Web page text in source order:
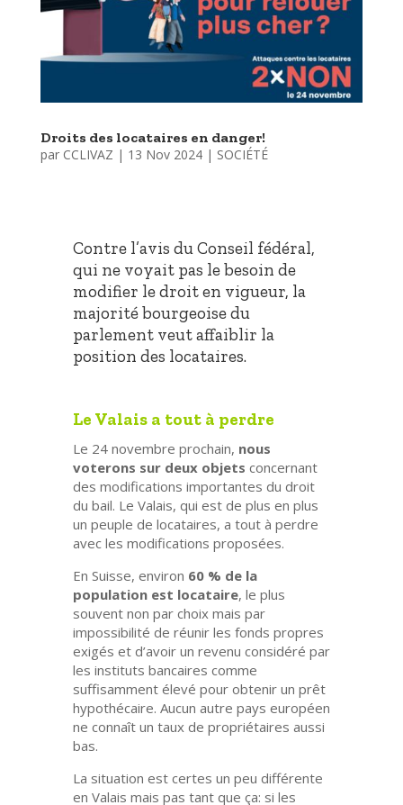
Droits des locataires en danger!
par CCLIVAZ | 13 Nov 2024| SOCIÉTÉ
Contre l’avis du Conseil fédéral,
qui ne voyait pas le besoin de
modifier le droit en vigueur, la
majorité bourgeoise du
parlement veut affaiblir la
position des locataires.
Le Valais a tout à perdre
Le 24 novembre prochain, nous
voterons sur deux objets concernant
des modifications importantes du droit
du bail. Le Valais, qui est de plus en plus
un peuple de locataires, a tout à perdre
avec les modifications proposées.
En Suisse, environ 60 % de la
population est locataire, le plus
souvent non par choix mais par
impossibilité de réunir les fonds propres
exigés et d’avoir un revenu considéré par
les instituts bancaires comme
suffisamment élevé pour obtenir un prêt
hypothécaire. Aucun autre pays européen
ne connaît un taux de propriétaires aussi
bas.
La situation est certes un peu différente
en Valais mais pas tant que ça: si les